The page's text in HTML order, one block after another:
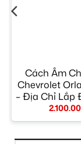
Cách Âm
Chevrolet
– Địa Chỉ Lắp